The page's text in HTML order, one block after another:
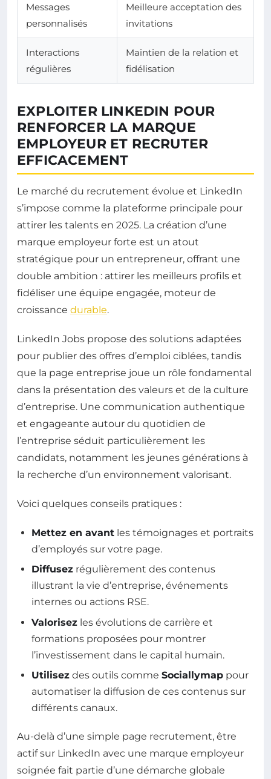
Messages
personnalisés
Meilleure acceptation des
invitations
Interactions
régulières
Maintien de la relation et
fidélisation
EXPLOITER LINKEDIN POUR
RENFORCER LA MARQUE
EMPLOYEUR ET RECRUTER
EFFICACEMENT
Le marché du recrutement évolue et LinkedIn
s’impose comme la plateforme principale pour
attirer les talents en 2025. La création d’une
marque employeur forte est un atout
stratégique pour un entrepreneur, offrant une
double ambition : attirer les meilleurs profils et
fidéliser une équipe engagée, moteur de
croissance durable.
LinkedIn Jobs propose des solutions adaptées
pour publier des offres d’emploi ciblées, tandis
que la page entreprise joue un rôle fondamental
dans la présentation des valeurs et de la culture
d’entreprise. Une communication authentique
et engageante autour du quotidien de
l’entreprise séduit particulièrement les
candidats, notamment les jeunes générations à
la recherche d’un environnement valorisant.
Voici quelques conseils pratiques :
Mettez en avant les témoignages et portraits
d’employés sur votre page.
Diffusez régulièrement des contenus
illustrant la vie d’entreprise, événements
internes ou actions RSE.
Valorisez les évolutions de carrière et
formations proposées pour montrer
l’investissement dans le capital humain.
Utilisez des outils comme Sociallymap pour
automatiser la diffusion de ces contenus sur
différents canaux.
Au-delà d’une simple page recrutement, être
actif sur LinkedIn avec une marque employeur
soignée fait partie d’une démarche globale